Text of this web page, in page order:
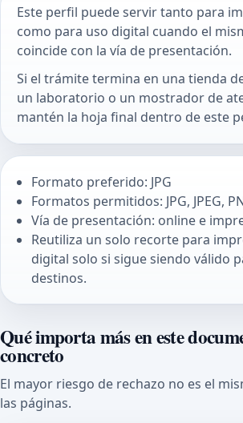
Este perfil puede servir tanto para
como para uso digital cuando el
coincide con la vía de presentación.
Si el trámite termina en una tienda
un laboratorio o un mostrador de
mantén la hoja final dentro de este
Formato preferido: JPG
Formatos permitidos: JPG, JPEG,
Vía de presentación: online e
Reutiliza un solo recorte para
digital solo si sigue siendo válido
destinos.
Qué importa más en este
concreto
El mayor riesgo de rechazo no es el
las páginas.